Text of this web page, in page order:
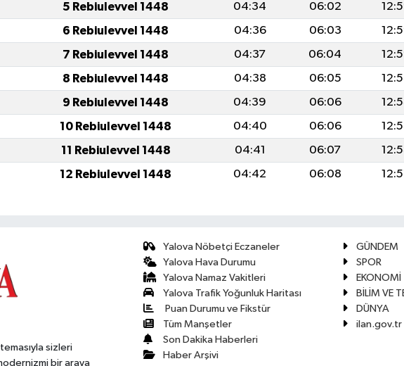
5 Rebiulevvel 1448 04:34 06:02
6 Rebiulevvel 1448 04:36 06:03
7 Rebiulevvel 1448 04:37 06:04
8 Rebiulevvel 1448 04:38 06:05
9 Rebiulevvel 1448 04:39 06:06
10 Rebiulevvel 1448 04:40 06:06
11 Rebiulevvel 1448 04:41 06:07
12 Rebiulevvel 1448 04:42 06:08
sizleri
bir araya
Yalova Nöbetçi Eczaneler
Yalova Hava Durumu
Yalova Namaz Vakitleri
Yalova Trafik Yoğunluk Haritası
Puan Durumu ve Fikstür
Tüm Manşetler
Son Dakika Haberleri
Haber Arşivi
GÜNDEM
SPOR
EKONOMİ
BİLİM VE
DÜNYA
ilan.gov.tr